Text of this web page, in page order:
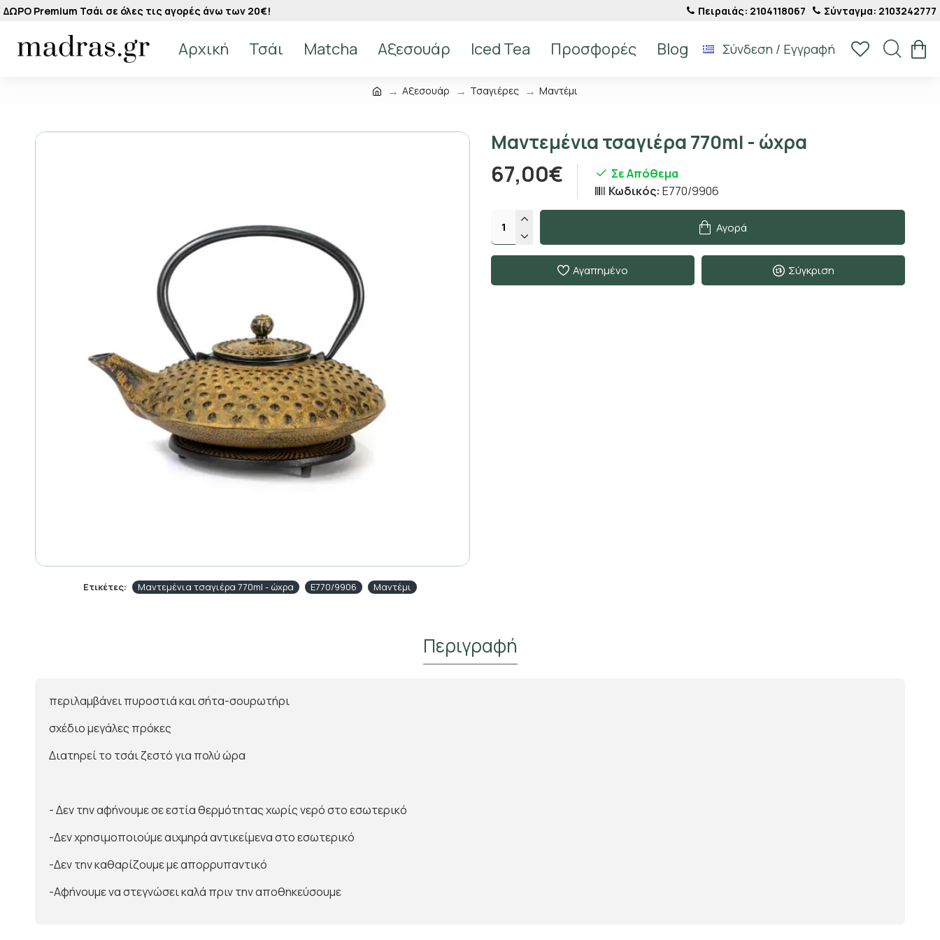
Κάνε Εγγραφή & Κέρδισε 10%
ΔΩΡΟ Premium Τσάι σε όλες τις αγορές άνω των 20€! Πειραιάς: 2104118067 Σύνταγμα: 2103242777
Αρχική Τσάι Matcha Αξεσουάρ Iced Tea Προσφορές Blog Σύνδεση / Εγγραφή
Αξεσουάρ Τσαγιέρες Μαντέμι
Ετικέτες: Μαντεμένια τσαγιέρα 770ml - ώχρα E770/9906 Μαντέμι
Μαντεμένια τσαγιέρα 770ml - ώχρα
67,00€
Σε Απόθεμα
Κωδικός: E770/9906
Αγορά
Αγαπημένο Σύγκριση
Περιγραφή
περιλαμβάνει πυροστιά και σήτα-σουρωτήρι
σχέδιο μεγάλες πρόκες
Διατηρεί το τσάι ζεστό για πολύ ώρα
- Δεν την αφήνουμε σε εστία θερμότητας χωρίς νερό στο εσωτερικό
-Δεν χρησιμοποιούμε αιχμηρά αντικείμενα στο εσωτερικό
-Δεν την καθαρίζουμε με απορρυπαντικό
-Αφήνουμε να στεγνώσει καλά πριν την αποθηκεύσουμε